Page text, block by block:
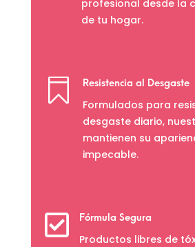
profesional desde la
de tu hogar.
 Resistencia al Desgaste
Formulados para
desgaste diario,
mantienen su
impecable.
 Fórmula Segura
Productos libres de